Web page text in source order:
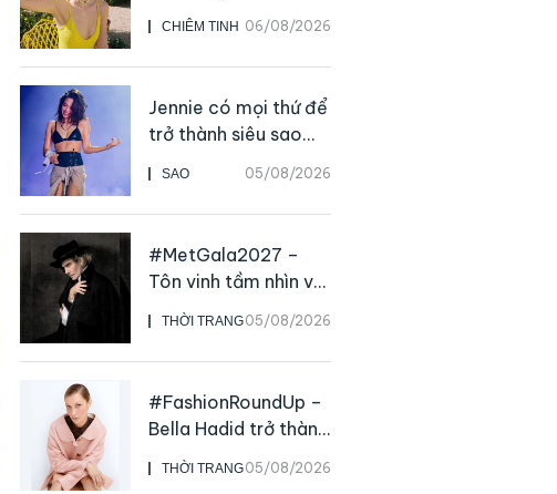
CHIÊM TINH 06/08/2026
của chính mình
SAO 05/08/2026
Jennie có mọi thứ để
trở thành siêu sao
live
THỜI TRANG05/08/2026
#MetGala2027 –
Tôn vinh tầm nhìn và
sức ảnh hưởng sâu
rộng của NTK John
Galliano
THỜI TRANG05/08/2026
#FashionRoundUp –
Bella Hadid trở thành
Đại sứ Toàn cầu của
Prada Beauty,